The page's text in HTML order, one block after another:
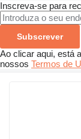
Inscreva-se para
Subscrever
Ao clicar aqui, está
nossos Termos de